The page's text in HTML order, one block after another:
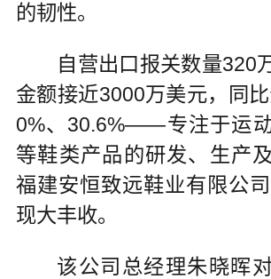
的韧性。
自营出口报关数量320
金额接近3000万美元，同
0%、30.6%——专注于运
等鞋类产品的研发、生产
福建安恒致远鞋业有限公
现大丰收。
该公司总经理朱晓晖